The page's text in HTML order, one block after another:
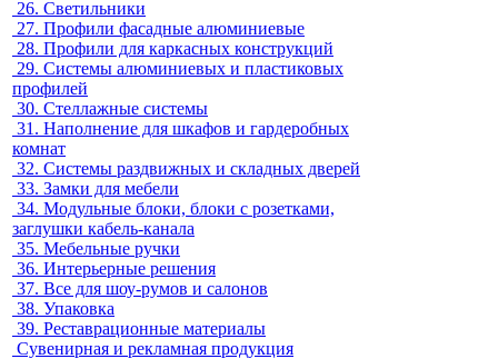
26. Светильники
27. Профили фасадные алюминиевые
28. Профили для каркасных конструкций
29. Системы алюминиевых и пластиковых
профилей
30. Стеллажные системы
31. Наполнение для шкафов и гардеробных
комнат
32. Системы раздвижных и складных дверей
33. Замки для мебели
34. Модульные блоки, блоки с розетками,
заглушки кабель-канала
35. Мебельные ручки
36. Интерьерные решения
37. Все для шоу-румов и салонов
38. Упаковка
39. Реставрационные материалы
Сувенирная и рекламная продукция